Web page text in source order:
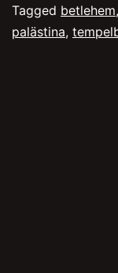
Tagged betlehem,
palästina,